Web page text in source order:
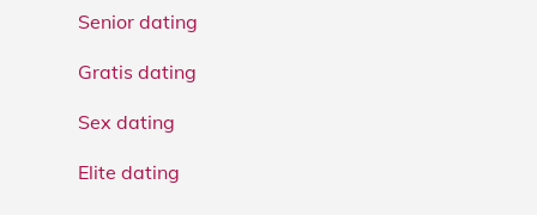
Senior dating
Gratis dating
Sex dating
Elite dating